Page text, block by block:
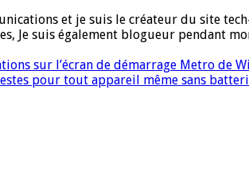
et je suis le créateur du site
Je suis également blogueur pendant
sur l’écran de démarrage Metro de
pour tout appareil même sans